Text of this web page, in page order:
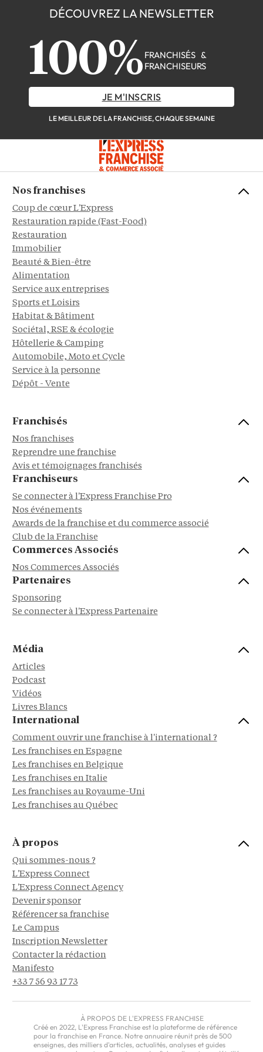
DÉCOUVREZ LA NEWSLETTER
100% FRANCHISÉS &
FRANCHISEURS
JE M'INSCRIS
LE MEILLEUR DE LA FRANCHISE, CHAQUE SEMAINE
Nos franchises
Coup de cœur L'Express
Restauration rapide (Fast-Food)
Restauration
Immobilier
Beauté & Bien-être
Alimentation
Service aux entreprises
Sports et Loisirs
Habitat & Bâtiment
Sociétal, RSE & écologie
Hôtellerie & Camping
Automobile, Moto et Cycle
Service à la personne
Dépôt - Vente
Franchisés
Nos franchises
Reprendre une franchise
Avis et témoignages franchisés
Franchiseurs
Se connecter à l'Express Franchise Pro
Nos événements
Awards de la franchise et du commerce associé
Club de la Franchise
Commerces Associés
Nos Commerces Associés
Partenaires
Sponsoring
Se connecter à l'Express Partenaire
Média
Articles
Podcast
Vidéos
Livres Blancs
International
Comment ouvrir une franchise à l'international ?
Les franchises en Espagne
Les franchises en Belgique
Les franchises en Italie
Les franchises au Royaume-Uni
Les franchises au Québec
À propos
Qui sommes-nous ?
L'Express Connect
L'Express Connect Agency
Devenir sponsor
Référencer sa franchise
Le Campus
Inscription Newsletter
Contacter la rédaction
Manifesto
+33 7 56 93 17 73
À PROPOS DE L'EXPRESS FRANCHISE
Créé en 2022, L'Express Franchise est la plateforme de référence
pour la franchise en France. Notre annuaire réunit près de 500
enseignes, des milliers d'articles, actualités, analyses et guides